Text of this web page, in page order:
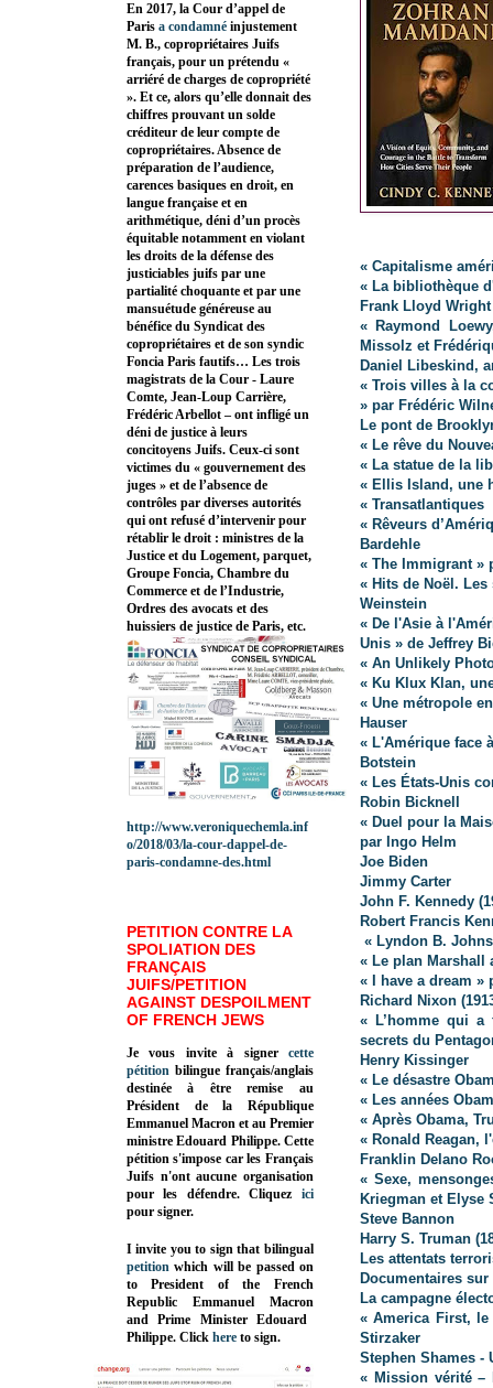
« Capitalisme
« La bibliothèque
Frank Lloyd Wright
« Raymond
Missolz et
Daniel Libeskind,
« Trois villes à la
» par Frédéric
Le pont de
« Le rêve du
« La statue de la
« Ellis Island, une
« Transatlantiques
« Rêveurs
Bardehle
« The Immigrant »
« Hits de Noël.
Weinstein
« De l'Asie à
Unis » de Jeffrey
« An Unlikely
« Ku Klux Klan,
« Une métropole
Hauser
« L'Amérique face
Botstein
« Les États-Unis
Robin Bicknell
« Duel pour la
par Ingo Helm
Joe Biden
Jimmy Carter
John F. Kennedy
Robert Francis
« Lyndon B.
« Le plan Marshall
« I have a dream »
Richard Nixon
« L’homme qui
secrets du
Henry Kissinger
« Le désastre
« Les années
« Après Obama,
« Ronald Reagan,
Franklin Delano
« Sexe,
Kriegman et Elyse
Steve Bannon
Harry S. Truman
Les attentats
Documentaires
La campagne
« America First, le
Stirzaker
Stephen Shames -
« Mission vérité –
En 2017, la Cour d’appel de
Paris a condamné injustement
M. B., copropriétaires Juifs
français, pour un prétendu «
arriéré de charges de copropriété
». Et ce, alors qu’elle donnait des
chiffres prouvant un solde
créditeur de leur compte de
copropriétaires. Absence de
préparation de l’audience,
carences basiques en droit, en
langue française et en
arithmétique, déni d’un procès
équitable notamment en violant
les droits de la défense des
justiciables juifs par une
partialité choquante et par une
mansuétude généreuse au
bénéfice du Syndicat des
copropriétaires et de son syndic
Foncia Paris fautifs… Les trois
magistrats de la Cour - Laure
Comte, Jean-Loup Carrière,
Frédéric Arbellot – ont infligé un
déni de justice à leurs
concitoyens Juifs. Ceux-ci sont
victimes du « gouvernement des
juges » et de l’absence de
contrôles par diverses autorités
qui ont refusé d’intervenir pour
rétablir le droit : ministres de la
Justice et du Logement, parquet,
Groupe Foncia, Chambre du
Commerce et de l’Industrie,
Ordres des avocats et des
huissiers de justice de Paris, etc.
http://www.veroniquechemla.inf
o/2018/03/la-cour-dappel-de-
paris-condamne-des.html
PETITION CONTRE LA
SPOLIATION DES
FRANÇAIS
JUIFS/PETITION
AGAINST DESPOILMENT
OF FRENCH JEWS
Je vous invite à signer cette
pétition bilingue français/anglais
destinée à être remise au
Président de la République
Emmanuel Macron et au Premier
ministre Edouard Philippe. Cette
pétition s'impose car les Français
Juifs n'ont aucune organisation
pour les défendre. Cliquez
ici
pour signer.
I invite you to sign that bilingual
petition which will be passed on
to President of the French
Republic Emmanuel Macron
and Prime MinisterEdouard
Philippe. Click here to sign.